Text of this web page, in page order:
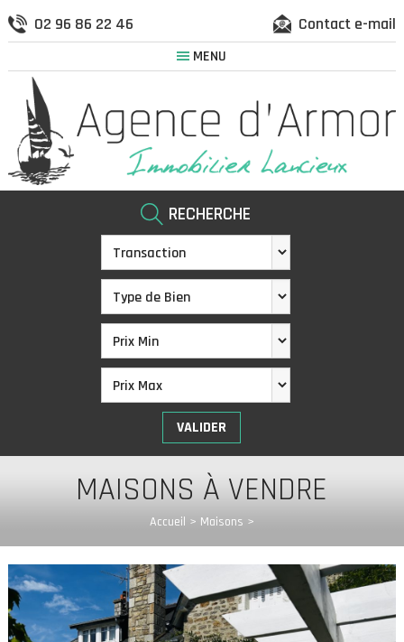
02 96 86 22 46 Contact e-mail
MENU
RECHERCHE
MAISONS À VENDRE
Accueil > Maisons >